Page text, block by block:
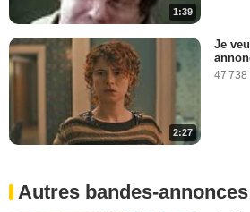
1:39
2:27
Je
47 738
Autres bandes-annonces